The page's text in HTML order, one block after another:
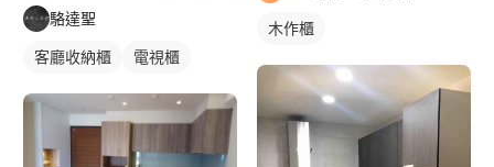
駱達聖
客廳收納櫃 電視櫃
木作櫃